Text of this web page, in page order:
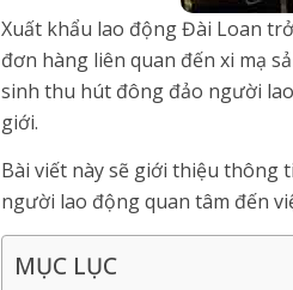
Xuất khẩu lao động Đài Loan
đơn hàng liên quan đến xi mạ
sinh thu hút đông đảo người
giới.
Bài viết này sẽ giới thiệu thông
người lao động quan tâm đến
MỤC LỤC